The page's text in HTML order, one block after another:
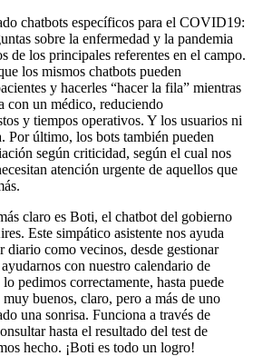
chatbots específicos para el COVID19:
sobre la enfermedad y la pandemia
de los principales referentes en el campo.
los mismos chatbots pueden
y hacerles “hacer la fila” mientras
con un médico, reduciendo
y tiempos operativos. Y los usuarios ni
Por último, los bots también pueden
según criticidad, según el cual nos
atención urgente de aquellos que
claro es Boti, el chatbot del gobierno
Este simpático asistente nos ayuda
diario como vecinos, desde gestionar
con nuestro calendario de
pedimos correctamente, hasta puede
buenos, claro, pero a más de uno
una sonrisa. Funciona a través de
hasta el resultado del test de
hecho. ¡Boti es todo un logro!